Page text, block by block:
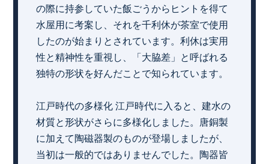
の際に持参していた飯ごうからヒントを得て
水屋用に考案し、それを千利休が茶室で使用
したのが始まりとされています。利休は実用
性と精神性を重視し、「大脇差」と呼ばれる
独特の形状を好んだことで知られています。
江戸時代の多様化 江戸時代に入ると、建水の
材質と形状がさらに多様化しました。唐銅製
に加えて陶磁器製のものが登場しましたが、
当初は一般的ではありませんでした。陶器皆